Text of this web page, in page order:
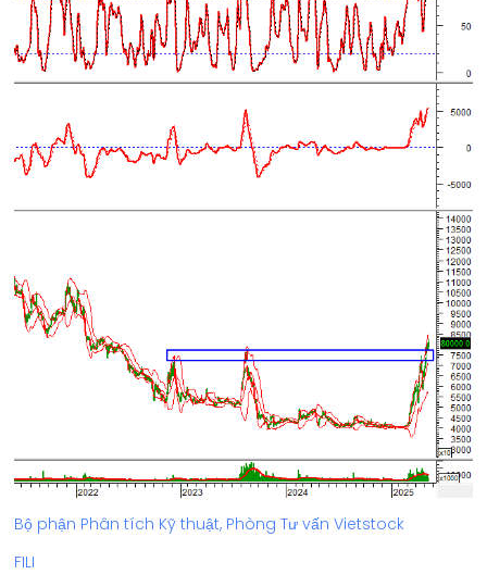
Bộ phận Phân tích Kỹ thuật, Phòng Tư vấn Vietstock
FILI